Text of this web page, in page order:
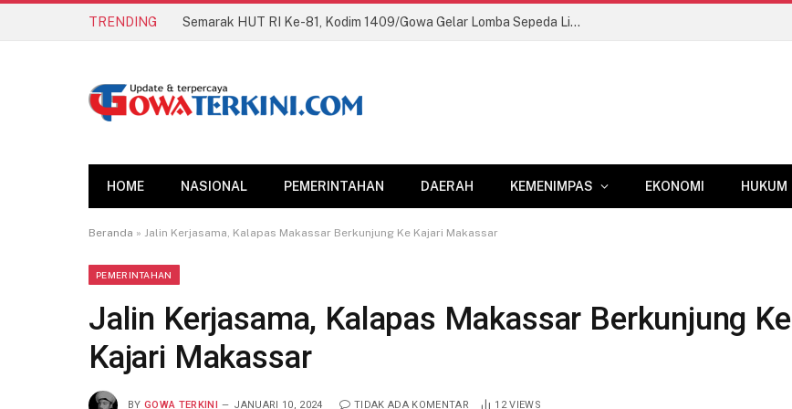
TRENDING Semarak HUT RI Ke-81, Kodim 1409/Gowa Gelar Lomba Sepeda Lintas Kolam di Permandian Sileo
HOME NASIONAL PEMERINTAHAN DAERAH KEMENIMPAS EKONOMI HUKUM
Beranda » Jalin Kerjasama, Kalapas Makassar Berkunjung Ke Kajari Makassar
PEMERINTAHAN
Jalin Kerjasama, Kalapas Makassar Berkunjung Ke
Kajari Makassar
BY GOWA TERKINI JANUARI 10, 2024 TIDAK ADA KOMENTAR 12VIEWS